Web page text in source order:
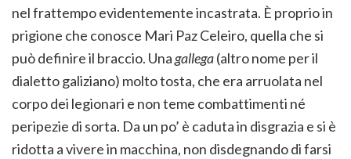
nel frattempo evidentemente incastrata. È proprio in
prigione che conosce Mari Paz Celeiro, quella che si
può definire il braccio. Unagallega(altro nome per il
dialetto galiziano) molto tosta, che era arruolata nel
corpo dei legionari e non teme combattimenti né
peripezie di sorta. Da un po’ è caduta in disgrazia e si è
ridotta a vivere in macchina, non disdegnando di farsi